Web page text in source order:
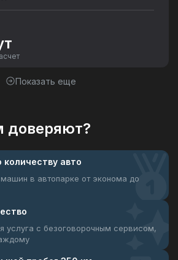
Показать еще
доверяют?
количеству авто
в автопарке от эконома до
услуга с безоговорочным сервисом,